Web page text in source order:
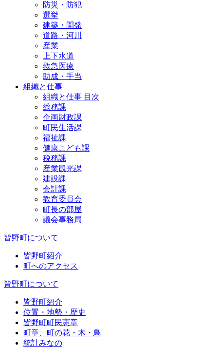
防災・防犯
選挙
建築・開発
道路・河川
産業
上下水道
救急医療
助成・手当
組織と仕事
組織と仕事 目次
総務課
企画財政課
町民生活課
福祉課
健康こども課
税務課
産業観光課
建設課
会計課
教育委員会
町長の部屋
議会事務局
皆野町について
皆野町紹介
町へのアクセス
皆野町について
皆野町紹介
位置・地勢・歴史
皆野町町民憲章
町章、町の花・木・鳥
統計みなの